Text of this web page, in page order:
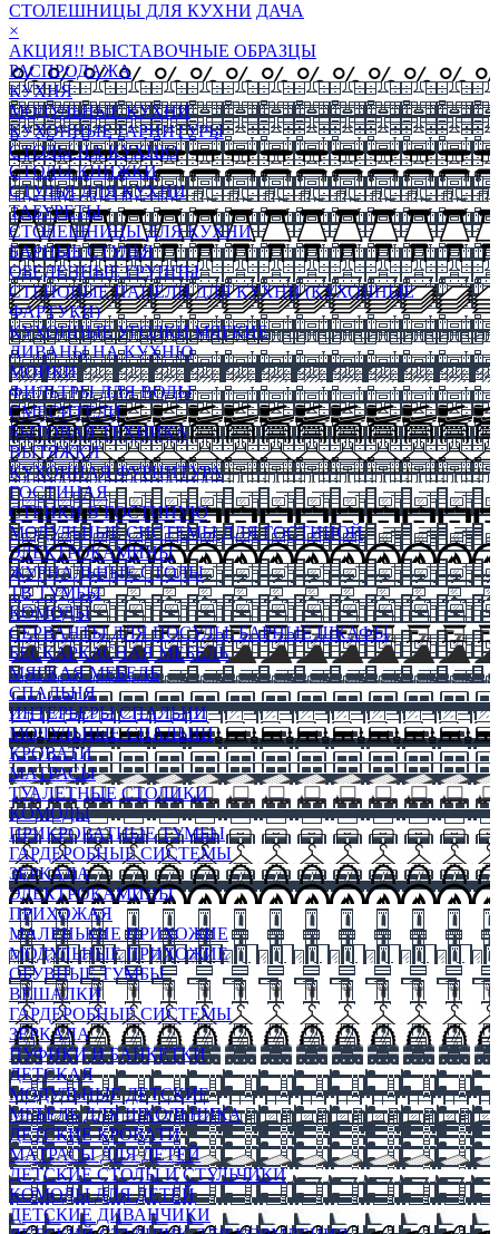
СТОЛЕШНИЦЫ ДЛЯ КУХНИ ДАЧА
×
АКЦИЯ!! ВЫСТАВОЧНЫЕ ОБРАЗЦЫ
РАСПРОДАЖА
КУХНЯ
МОДУЛЬНЫЕ КУХНИ
КУХОННЫЕ ГАРНИТУРЫ
СТОЛЫ НА КУХНЮ
СТОЛЫ КНИЖКИ
СТУЛЬЯ ДЛЯ КУХНИ
ТАБУРЕТЫ
СТОЛЕШНИЦЫ ДЛЯ КУХНИ
БАРНЫЕ СТУЛЬЯ
ОБЕДЕННЫЕ ГРУППЫ
СТЕНОВЫЕ ПАНЕЛИ ДЛЯ КУХНИ (КУХОННЫЕ
ФАРТУКИ)
КУХОННЫЕ УГОЛКИ МЯГКИЕ
ДИВАНЫ НА КУХНЮ
МОЙКИ
ФИЛЬТРЫ ДЛЯ ВОДЫ
СМЕСИТЕЛИ
БЫТОВАЯ ТЕХНИКА
ВЫТЯЖКИ
КУХОННАЯ ФУРНИТУРА
ГОСТИНАЯ
СТЕНКИ В ГОСТИНУЮ
МОДУЛЬНЫЕ СИСТЕМЫ ДЛЯ ГОСТИНОЙ
ЭЛЕКТРОКАМИНЫ
ЖУРНАЛЬНЫЕ СТОЛЫ
ТВ ТУМБЫ
КОМОДЫ
СЕРВАНТЫ ДЛЯ ПОСУДЫ, БАРНЫЕ ШКАФЫ
БЕСКАРКАСНАЯ МЕБЕЛЬ
МЯГКАЯ МЕБЕЛЬ
СПАЛЬНЯ
ИНТЕРЬЕРЫ СПАЛЬНИ
МОДУЛЬНЫЕ СПАЛЬНИ
КРОВАТИ
МАТРАСЫ
ТУАЛЕТНЫЕ СТОЛИКИ
КОМОДЫ
ПРИКРОВАТНЫЕ ТУМБЫ
ГАРДЕРОБНЫЕ СИСТЕМЫ
ЗЕРКАЛА
ЭЛЕКТРОКАМИНЫ
ПРИХОЖАЯ
МАЛЕНЬКИЕ ПРИХОЖИЕ
МОДУЛЬНЫЕ ПРИХОЖИЕ
ОБУВНЫЕ ТУМБЫ
ВЕШАЛКИ
ГАРДЕРОБНЫЕ СИСТЕМЫ
ЗЕРКАЛА
ПУФИКИ И БАНКЕТКИ
ДЕТСКАЯ
МОДУЛЬНЫЕ ДЕТСКИЕ
МЕБЕЛЬ ДЛЯ ШКОЛЬНИКА
ДЕТСКИЕ КРОВАТИ
МАТРАСЫ ДЛЯ ДЕТЕЙ
ДЕТСКИЕ СТОЛЫ И СТУЛЬЧИКИ
КОМОДЫ ДЛЯ ДЕТЕЙ
ДЕТСКИЕ ДИВАНЧИКИ